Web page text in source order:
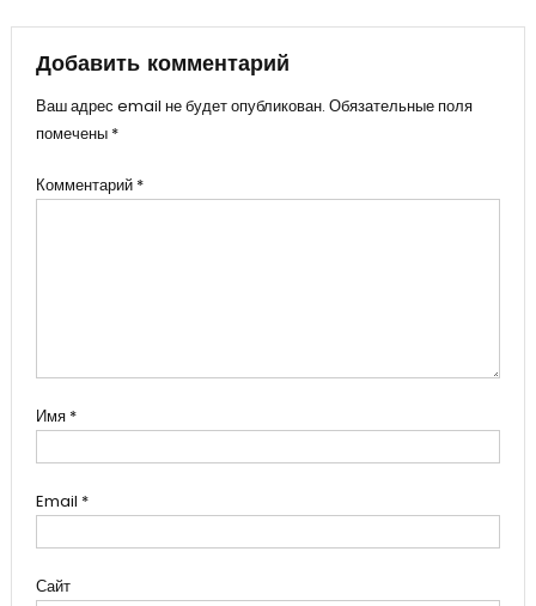
записям
Добавить комментарий
Ваш адрес email не будет опубликован. Обязательные поля
помечены *
Комментарий *
Имя *
Email *
Сайт